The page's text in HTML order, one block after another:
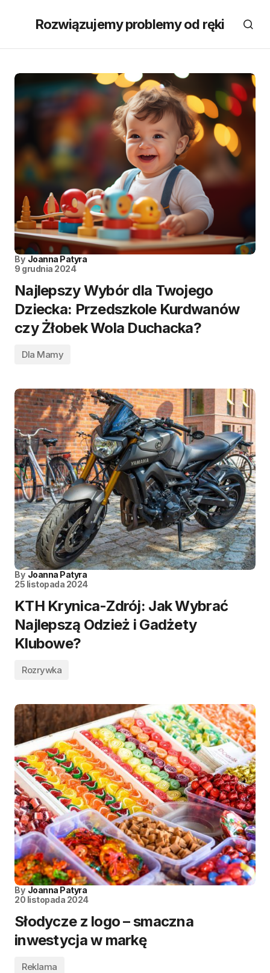
Rozwiązujemy problemy od ręki
By Joanna Patyra
9 grudnia 2024
Najlepszy Wybór dla Twojego
Dziecka: Przedszkole Kurdwanów
czy Żłobek Wola Duchacka?
Dla Mamy
By Joanna Patyra
25 listopada 2024
KTH Krynica-Zdrój: Jak Wybrać
Najlepszą Odzież i Gadżety
Klubowe?
Rozrywka
By Joanna Patyra
20 listopada 2024
Słodycze z logo – smaczna
inwestycja w markę
Reklama